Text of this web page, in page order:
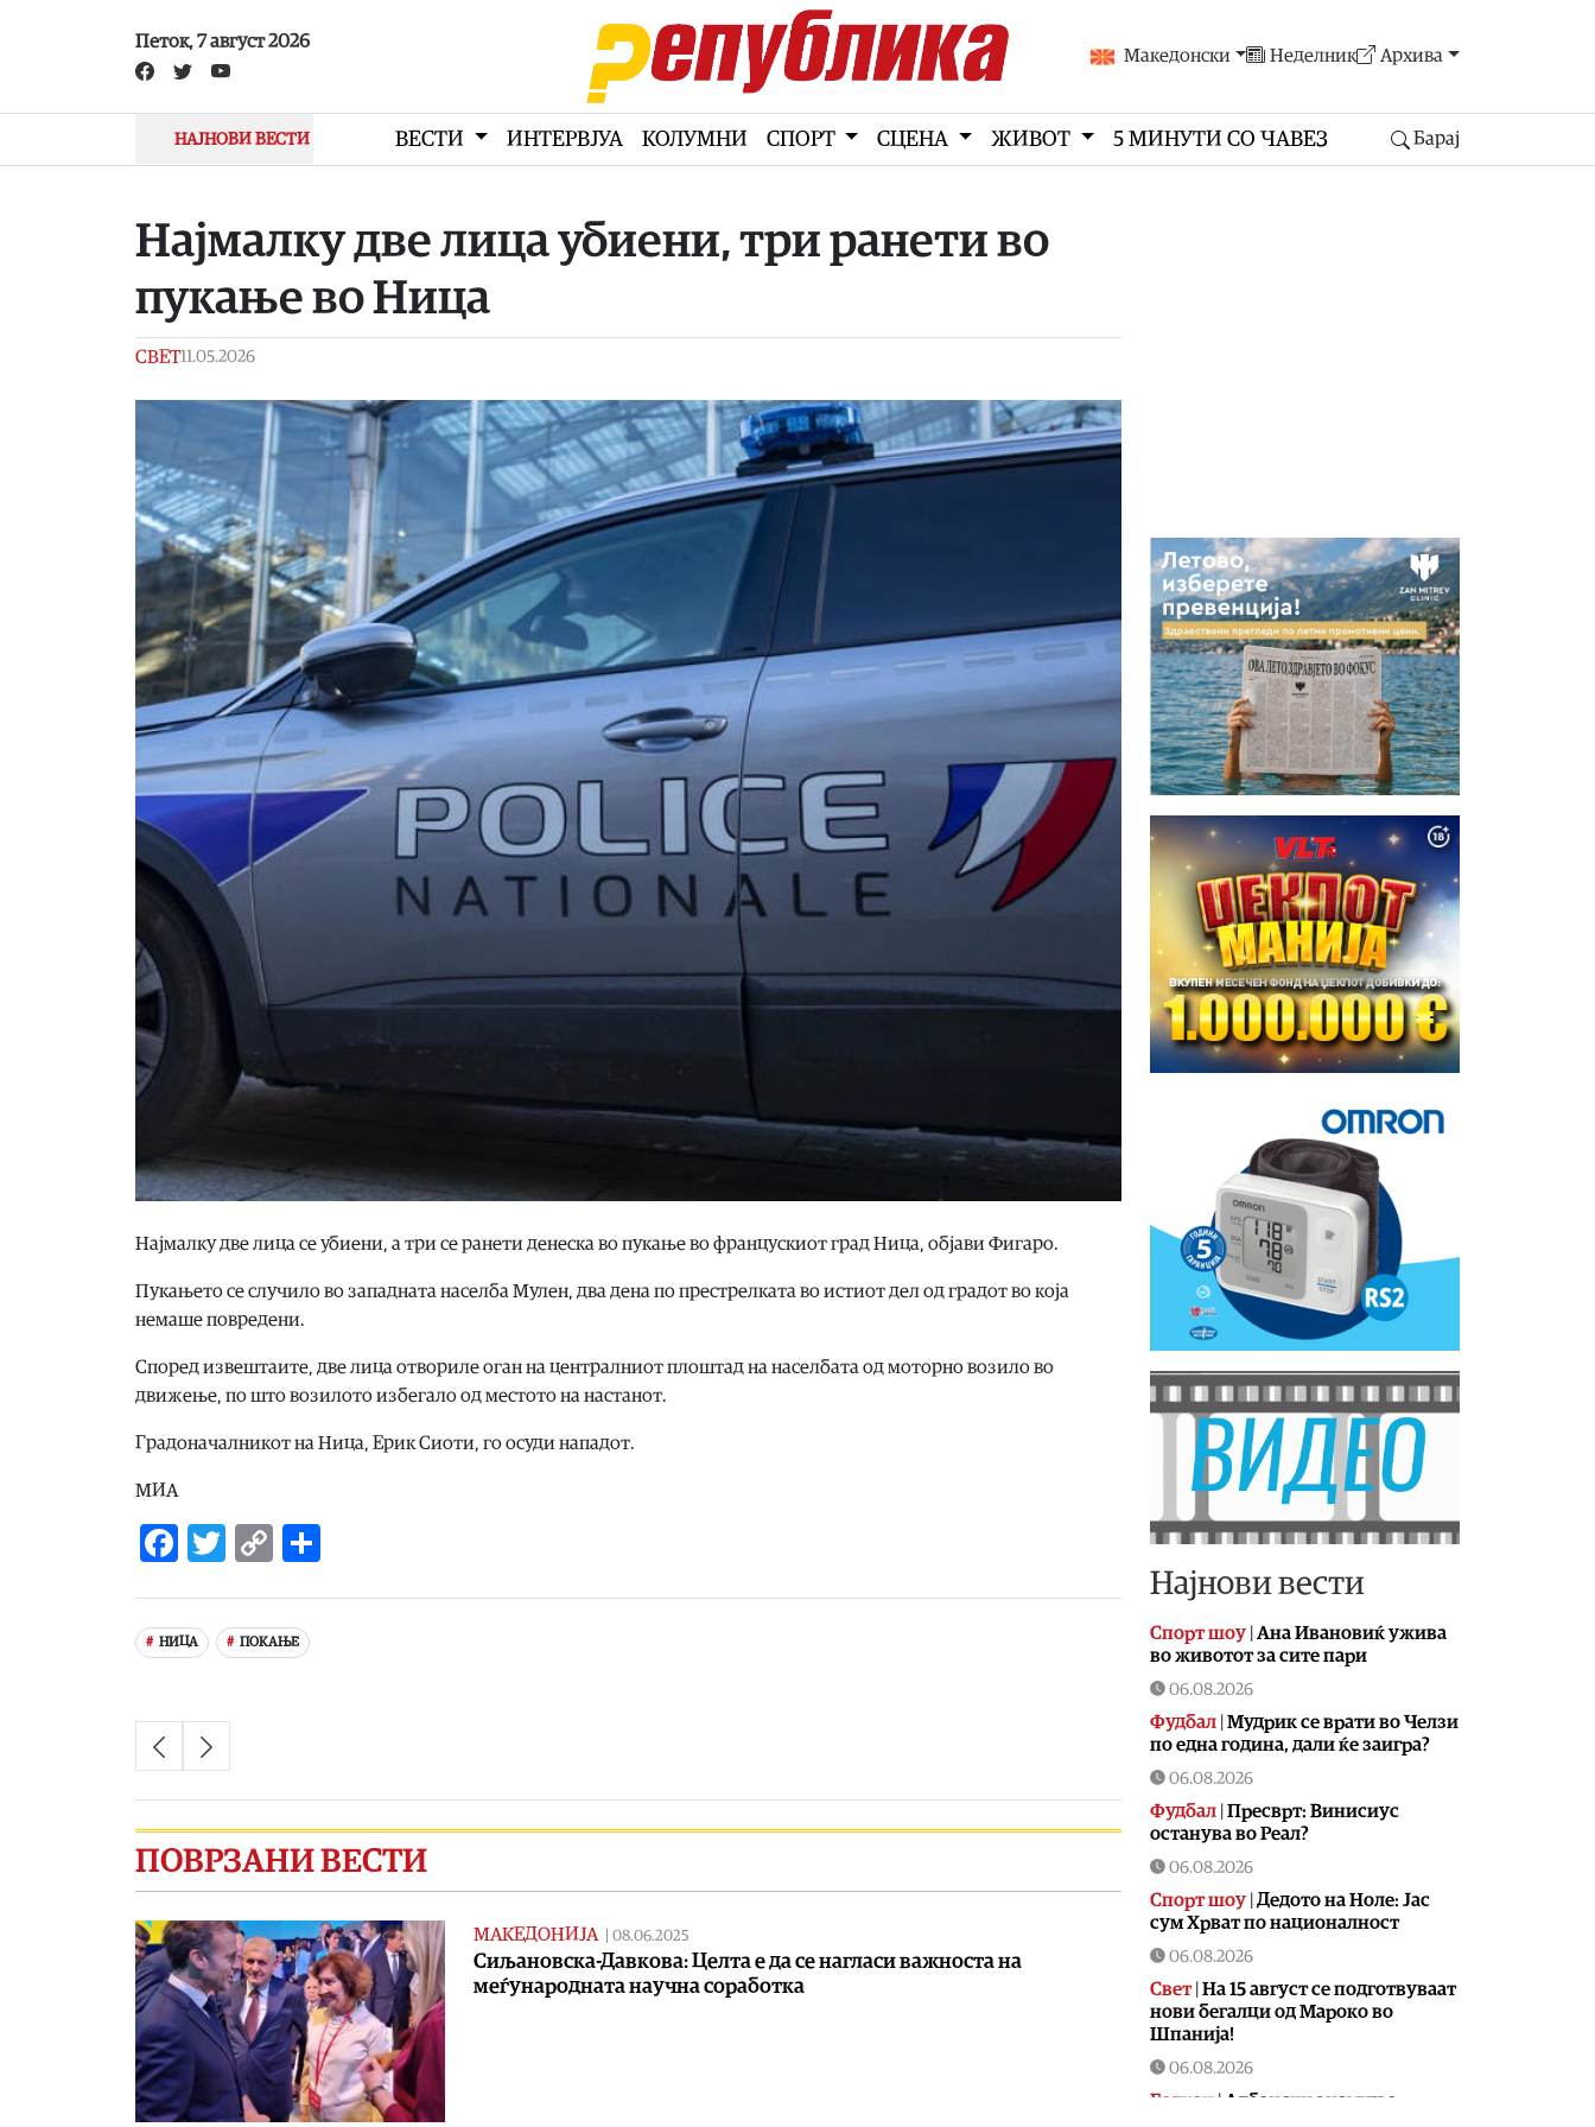
Петок, 7 август 2026
Македонски Неделник Архива
НАЈНОВИ ВЕСТИ ВЕСТИ ИНТЕРВЈУА КОЛУМНИ СПОРТ СЦЕНА ЖИВОТ 5 МИНУТИ СО ЧАВЕЗ Барај
Најмалку две лица убиени, три ранети во
пукање во Ница
СВЕТ11.05.2026
Најмалку две лица се убиени, а три се ранети денеска во пукање во францускиот град Ница, објави Фигаро.
Пукањето се случило во западната населба Мулен, два дена по престрелката во истиот дел од градот во која
немаше повредени.
Според извештаите, две лица отвориле оган на централниот плоштад на населбата од моторно возило во
движење, по што возилото избегало од местото на настанот.
Градоначалникот на Ница, Ерик Сиоти, го осуди нападот.
МИА
Facebook
Twitter
Copy
НИЦА ПОКАЊЕ
ПОВРЗАНИ ВЕСТИ
МАКЕДОНИЈА 08.06.2025
Сиљановска-Давкова: Целта е да се нагласи важноста на
меѓународната научна соработка
Најнови вести
Спорт шоу | Aна Ивановиќ ужива
во животот за сите пари
06.08.2026
Фудбал | Мудрик се врати во Челзи
по една година, дали ќе заигра?
06.08.2026
Фудбал | Пресврт: Винисиус
останува во Реал?
06.08.2026
Спорт шоу | Дедото на Ноле: Јас
сум Хрват по националност
06.08.2026
Свет| На 15 август се подготвуваат
нови бегалци од Мароко во
Шпанија!
06.08.2026
Балкан | Албански знамиња